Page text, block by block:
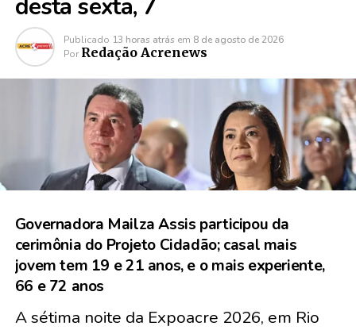
desta sexta, 7
Publicado 13 horas atrás em 8 de agosto de 2026
Por Redação Acrenews
Governadora Mailza Assis participou da
cerimônia do Projeto Cidadão; casal mais
jovem tem 19 e 21 anos, e o mais experiente,
66 e 72 anos
A sétima noite da Expoacre 2026, em Rio